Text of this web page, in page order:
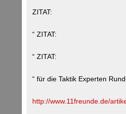
ZITAT:
“ ZITAT:
“ ZITAT:
“ für die Taktik Experten
http://www.11freunde.de/